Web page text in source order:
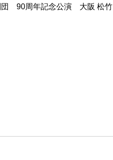
団 90周年記念公演 大阪 松竹